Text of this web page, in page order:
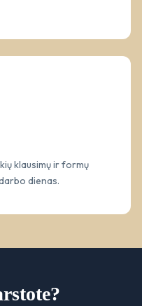
klausimų ir formų
dienas.